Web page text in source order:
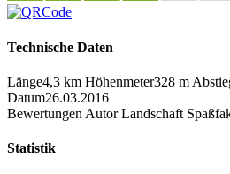
Technische Daten
Länge4,3 km Höhenmeter328 m
Datum26.03.2016
Bewertungen Autor Landschaft
Statistik